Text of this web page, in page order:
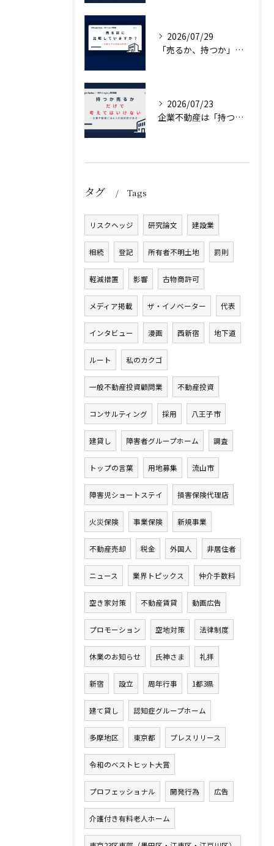
2026/07/29
「売るか、持つか」で悩んでいませんか？
2026/07/23
企業不動産は「持つか売るか」だけではない｜CRE戦略で考える4つの意思決定
タグ Tags
リスクヘッジ 研究論文 建設業
相続 登記 所有者不明土地 罰則
軽減措置 影響 古物商許可
メディア掲載 ザ・イノベーター 代表
インタビュー 漫画 西新宿 地下道
ルート 私のカクゴ
一般不動産投資顧問業 不動産投資
コンサルティング 採用 八王子市
建貸し 障害者グループホーム 調査
トップの言葉 用地募集 流山市
障害児ショートステイ 損害保険代理店
火災保険 事業保険 新規事業
不動産売却 税金 外国人 非居住者
ニュース 業界トピックス 仲介手数料
空き家対策 不動産賃貸 動画広告
プロモーション 空地対策 法律制度
休業のお知らせ 氏神さま 礼拝
新宿 設立 周年行事 1都3県
建て貸し 認知症グループホーム
多摩地区 東京都 プレスリリース
令和のベストヒット大賞
プロフェッショナル 開発行為 広告
介護付き有料老人ホーム